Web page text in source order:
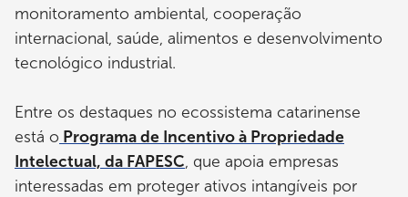
monitoramento ambiental, cooperação
internacional, saúde, alimentos e desenvolvimento
tecnológico industrial.
Entre os destaques no ecossistema catarinense
está o Programa de Incentivo à Propriedade
Intelectual, da FAPESC, que apoia empresas
interessadas em proteger ativos intangíveis por